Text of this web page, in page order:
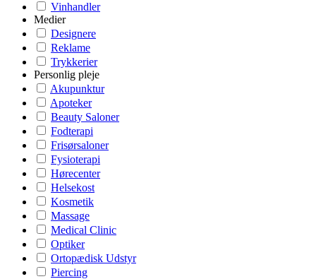
Vinhandler
Medier
Designere
Reklame
Trykkerier
Personlig pleje
Akupunktur
Apoteker
Beauty Saloner
Fodterapi
Frisørsaloner
Fysioterapi
Hørecenter
Helsekost
Kosmetik
Massage
Medical Clinic
Optiker
Ortopædisk Udstyr
Piercing